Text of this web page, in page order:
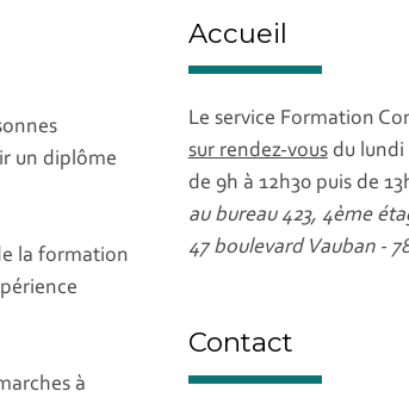
un diplôme
la formation
à
Accueil
Le service Formation
sur rendez-vousdu lundi
de 9h à 12h30 puis de
au bureau 423, 4ème
47 boulevard Vauban -
Contact